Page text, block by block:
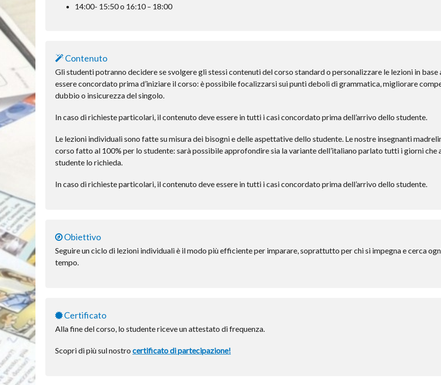
14:00- 15:50 o 16:10 – 18:00
Contenuto
Gli studenti potranno decidere se svolgere gli stessi contenuti del corso standard o personalizzare le lezioni in
essere concordato prima d’iniziare il corso: è possibile focalizzarsi sui punti deboli di grammatica, migliorare
dubbio o insicurezza del singolo.
In caso di richieste particolari, il contenuto deve essere in tutti i casi concordato prima dell’arrivo dello studente.
Le lezioni individuali sono fatte su misura dei bisogni e delle aspettative dello studente. Le nostre insegnanti
corso fatto al 100% per lo studente: sarà possibile approfondire sia la variante dell’italiano parlato tutti i giorni
studente lo richieda.
In caso di richieste particolari, il contenuto deve essere in tutti i casi concordato prima dell’arrivo dello studente.
Obiettivo
Seguire un ciclo di lezioni individuali è il modo più efficiente per imparare, soprattutto per chi si impegna e cerca
tempo.
Certificato
Alla fine del corso, lo studente riceve un attestato di frequenza.
Scopri di più sul nostro certificato di partecipazione!